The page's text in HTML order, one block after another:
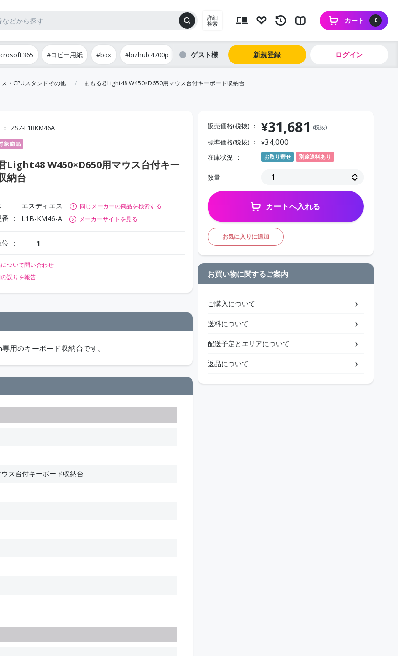
詳細
検索
0
カート
365 #コピー用紙 #box #bizhub 4700p ゲスト 新規登録 ログイン
ス・CPUスタンドその他 まもる君Light48 W450×D650用マウス台付キーボード収納台
ZSZ-L1BKM46A
Light48 W450×D650用マウス台付キー
納台
エスディエス 同じメーカーの商品を検索する
番 L1B-KM46-A メーカーサイトを見る
位 1
ついて問い合わせ
誤りを報告
用のキーボード収納台です。
ス台付キーボード収納台
販売価格(税抜) ¥31,681 (税抜)
標準価格(税抜) ¥34,000
在庫状況 お取り寄せ 別途送料あり
数量
カートへ入れる
お気に入りに追加
お買い物に関するご案内
ご購入について
送料について
配送予定とエリアについて
返品について